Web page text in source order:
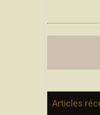
Articles